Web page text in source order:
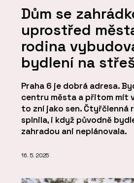
Dům se
uprostřed
rodina
bydlení na
Praha 6 je dobrá adresa.
centru města a přitom mít
to zní jako sen. Čtyřčlenná
splnila, i když původně
zahradou ani neplánovala.
16. 5. 2025